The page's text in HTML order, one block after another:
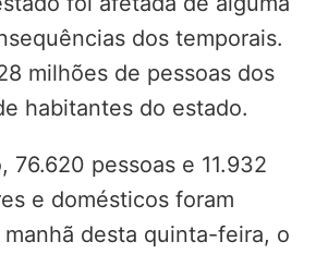
dos temporais.
milhões de pessoas dos
habitantes do estado.
76.620 pessoas e 11.932
e domésticos foram
desta quinta-feira, o